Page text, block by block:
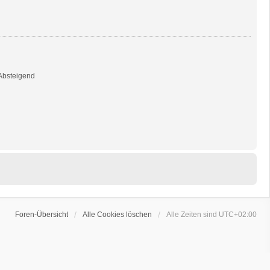
Foren-Übersicht Alle Cookies löschen Alle Zeiten sind UTC+02:00